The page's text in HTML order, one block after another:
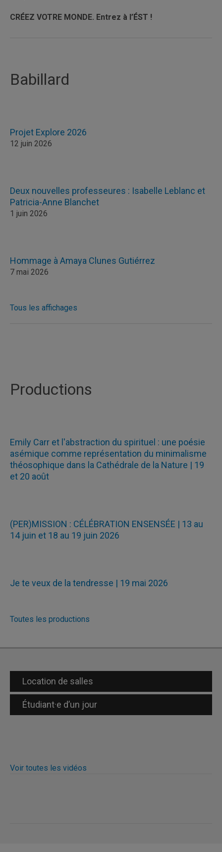
CRÉEZ VOTRE MONDE. Entrez à l’ÉST !
Babillard
Projet Explore 2026
12 juin 2026
Deux nouvelles professeures : Isabelle Leblanc et
Patricia-Anne Blanchet
1 juin 2026
Hommage à Amaya Clunes Gutiérrez
7 mai 2026
Tous les affichages
Productions
Emily Carr et l'abstraction du spirituel : une poésie
asémique comme représentation du minimalisme
théosophique dans la Cathédrale de la Nature | 19
et 20 août
(PER)MISSION : CÉLÉBRATION ENSENSÉE | 13 au
14 juin et 18 au 19 juin 2026
Je te veux de la tendresse | 19 mai 2026
Toutes les productions
Location de salles
Étudiant·e d’un jour
Voir toutes les vidéos